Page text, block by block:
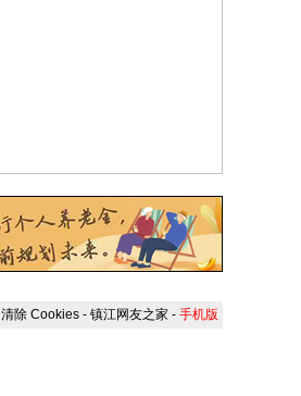
清除 Cookies - 镇江网友之家 - 手机版